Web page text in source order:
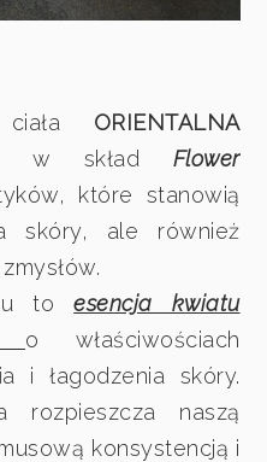
ORIENTALNA
w skład Flower
które stanowią
skóry, ale również
toesencja kwiatu
o właściwościach
i łagodzenia skóry.
rozpieszcza naszą
konsystencją i